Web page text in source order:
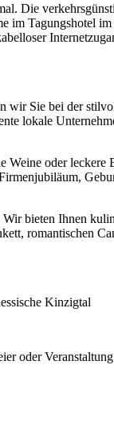
Die
im Tagungshotel
wir Sie bei der
lokale
oder
bieten Ihnen
romantischen
Kinzigtal
oder